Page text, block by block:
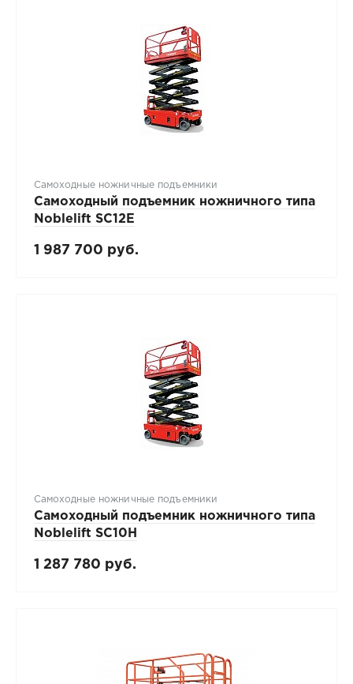
Самоходные ножничные подъемники
Самоходный подъемник ножничного типа
Noblelift SC12E
1 987 700 руб.
Самоходные ножничные подъемники
Самоходный подъемник ножничного типа
Noblelift SC10H
1 287 780 руб.